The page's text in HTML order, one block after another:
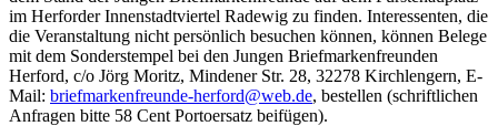
im Herforder Innenstadtviertel Radewig zu finden. Interessenten, die
die Veranstaltung nicht persönlich besuchen können, können Belege
mit dem Sonderstempel bei den Jungen Briefmarkenfreunden
Herford, c/o Jörg Moritz, Mindener Str. 28, 32278 Kirchlengern, E-
Mail: briefmarkenfreunde-herford@web.de, bestellen (schriftlichen
Anfragen bitte 58 Cent Portoersatz beifügen).